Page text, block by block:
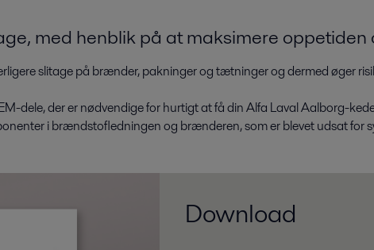
med henblik på at maksimere
slitage på brænder, pakninger og tætninger og dermed øger
dele, der er nødvendige for hurtigt at få din Alfa Laval Aalborg-
i brændstofledningen og brænderen, som er blevet udsat for
Download